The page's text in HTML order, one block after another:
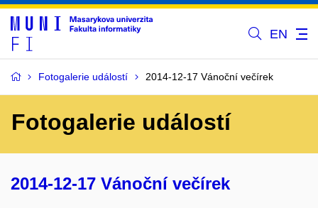
EN
Fotogalerie událostí 2014-12-17 Vánoční večírek
Fotogalerie událostí
2014-12-17 Vánoční večírek